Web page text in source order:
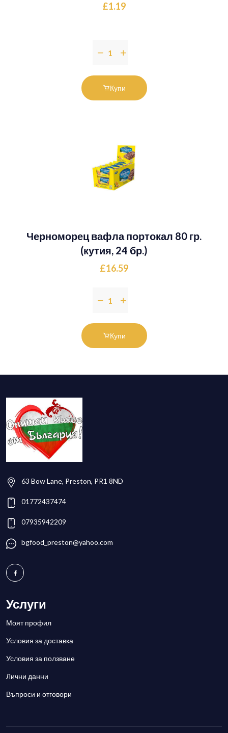
£1.19
Купи
Черноморец вафла портокал 80 гр.
(кутия, 24 бр.)
£16.59
Купи
63 Bow Lane, Preston, PR1 8ND
01772437474
07935942209
bgfood_preston@yahoo.com
Услуги
Моят профил
Условия за доставка
Условия за ползване
Лични данни
Въпроси и отговори